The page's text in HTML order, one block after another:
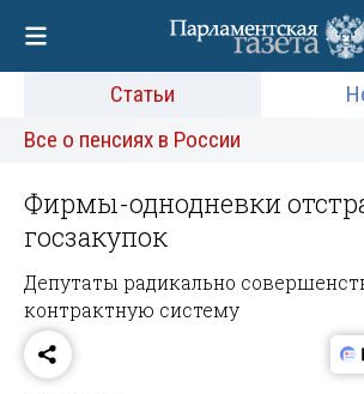
Статьи
Все о пенсиях в России
Фирмы-однодневки
госзакупок
Депутаты радикально
контрактную систему